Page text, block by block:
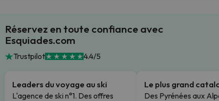
Réservez en toute confiance avec
Esquiades.com
Trustpilot 4.4/5
Leaders du voyage au ski
L'agence de ski n°1. Des offres
Le plus grand
Des Pyrénées aux